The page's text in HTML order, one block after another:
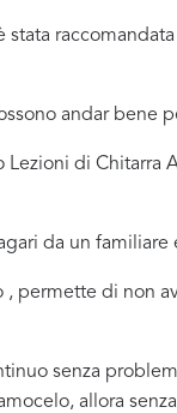
andar bene
di
da un
, permette di
senza
allora